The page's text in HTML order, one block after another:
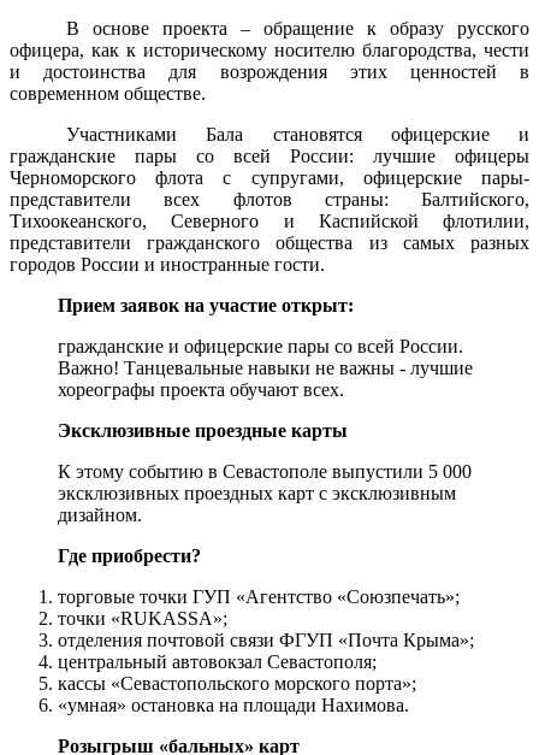
В основе проекта – обращение к образу русского
офицера, как к историческому носителю благородства, чести
и достоинства для возрождения этих ценностей в
современном обществе.
Участниками Бала становятся офицерские и
гражданские пары со всей России: лучшие офицеры
Черноморского флота с супругами, офицерские пары-
представители всех флотов страны: Балтийского,
Тихоокеанского, Северного и Каспийской флотилии,
представители гражданского общества из самых разных
городов России и иностранные гости.
Прием заявок на участие открыт:
гражданские и офицерские пары со всей России.
Важно! Танцевальные навыки не важны - лучшие
хореографы проекта обучают всех.
Эксклюзивные проездные карты
К этому событию в Севастополе выпустили 5 000
эксклюзивных проездных карт с эксклюзивным
дизайном.
Где приобрести?
торговые точки ГУП «Агентство «Союзпечать»;
точки «RUKASSA»;
отделения почтовой связи ФГУП «Почта Крыма»;
центральный автовокзал Севастополя;
кассы «Севастопольского морского порта»;
«умная» остановка на площади Нахимова.
Розыгрыш «бальных» карт